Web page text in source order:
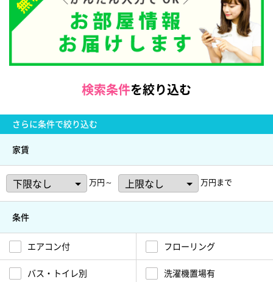
検索条件を絞り込む
さらに条件で絞り込む
家賃
万円～ 万円まで
条件
エアコン付 フローリング
バス・トイレ別 洗濯機置場有